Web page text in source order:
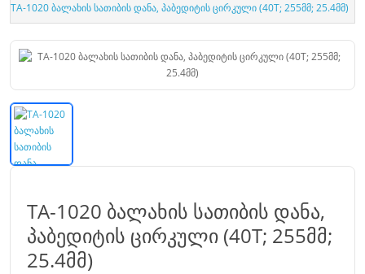
TA-1020 ბალახის სათიბის დანა, პაბედიტის ცირკული (40T; 255მმ; 25.4მმ)
TA-1020 ბალახის სათიბის დანა,
პაბედიტის ცირკული (40T; 255მმ;
25.4მმ)